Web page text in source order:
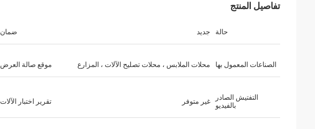
تفاصيل المنتج
حالة جديد ضمان
الصناعات المعمول بها محلات الملابس ، محلات تصليح الآلات ، المزارع موقع صالة العرض
التفتيش الصادر
بالفيديو
غير متوفر تقرير اختبار الآلات